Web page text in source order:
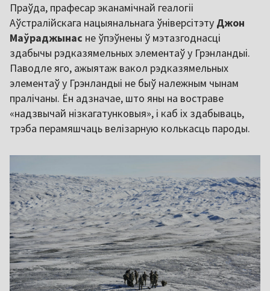
Праўда, прафесар эканамічнай геалогіі
Аўстралійскага нацыянальнага ўніверсітэту Джон
Маўраджынас не ўпэўнены ў мэтазгоднасці
здабычы рэдказямельных элементаў у Грэнландыі.
Паводле яго, ажыятаж вакол рэдказямельных
элементаў у Грэнландыі не быў належным чынам
пралічаны. Ён адзначае, што яны на востраве
«надзвычай нізкагатунковыя», і каб іх здабываць,
трэба перамяшчаць велізарную колькасць пароды.